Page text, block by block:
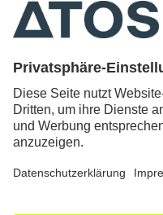
Kontakt & Rechtliches